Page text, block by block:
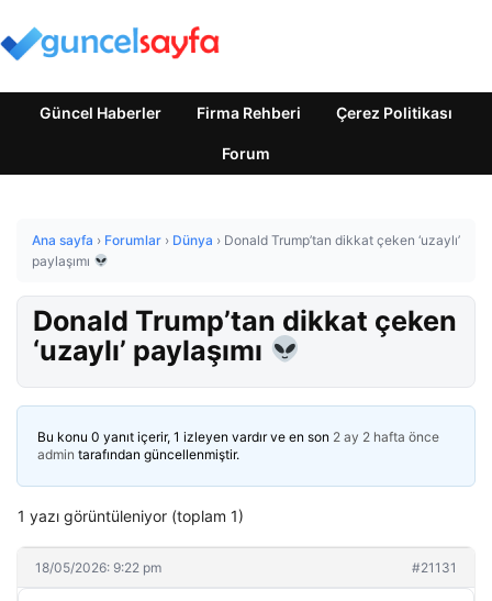
Güncel Haberler Firma Rehberi Çerez Politikası
Forum
Ana sayfa › Forumlar › Dünya › Donald Trump’tan dikkat çeken ‘uzaylı’
paylaşımı
Donald Trump’tan dikkat çeken
‘uzaylı’ paylaşımı
Bu konu 0 yanıt içerir, 1 izleyen vardır ve en son 2 ay 2 hafta önce
admin tarafından güncellenmiştir.
1 yazı görüntüleniyor (toplam 1)
18/05/2026: 9:22 pm #21131